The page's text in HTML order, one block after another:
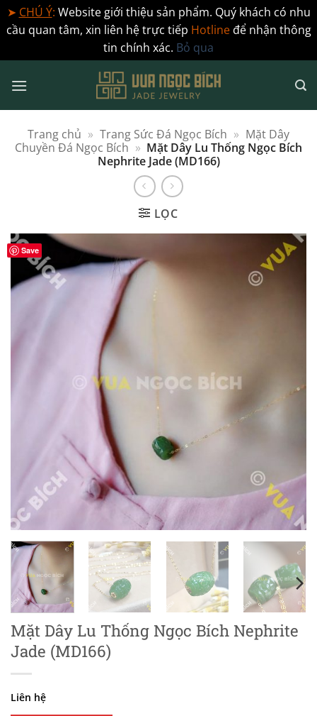
➤ CHÚ Ý: Website giới thiệu sản phẩm. Quý khách có nhu
cầu quan tâm, xin liên hệ trực tiếp Hotlineđể nhận thông
tin chính xác. Bỏ qua
qua
Trang chủ » Trang Sức Đá Ngọc Bích » Mặt Dây
Chuyền Đá Ngọc Bích » Mặt Dây Lu Thống Ngọc Bích
Nephrite Jade (MD166)
LỌC
Save
Mặt Dây Lu Thống Ngọc Bích Nephrite
Jade (MD166)
Liên hệ